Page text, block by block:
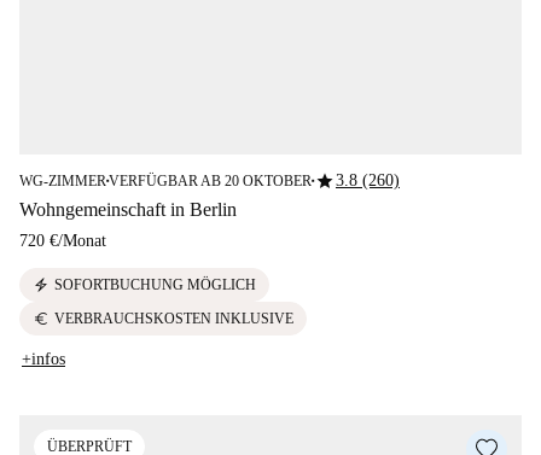
WG-ZIMMER■VERFÜGBAR AB 20 OKTOBER■star3.8 (260)
Wohngemeinschaft in Berlin
720 €/Monat
electric_bolt SOFORTBUCHUNG MÖGLICH
euro VERBRAUCHSKOSTEN INKLUSIVE
+infos
ÜBERPRÜFT